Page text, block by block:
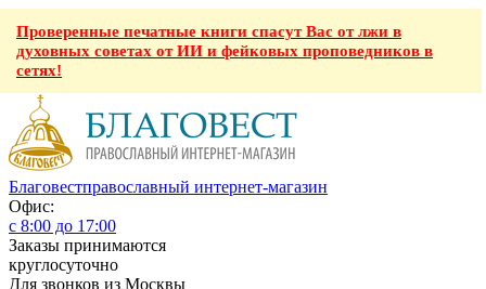
Проверенные печатные книги спасут Вас от лжи в
духовных советах от ИИ и фейковых проповедников в
сетях!
Благовестправославный интернет-магазин
Офис:
с 8:00 до 17:00
Заказы принимаются
круглосуточно
Для звонков из Москвы